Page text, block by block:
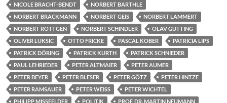
NICOLE BRACHT-BENDT
NORBERT BARTHLE
NORBERT BRACKMANN
NORBERT GEIS
NORBERT LAMMERT
NORBERT RÖTTGEN
NORBERT SCHINDLER
OLAV GUTTING
OLIVER LUKSIC
OTTO FRICKE PASCAL KOBER
PATRICIA LIPS
PATRICK DÖRING
PATRICK KURTH
PATRICK SCHNIEDER
PAUL LEHRIEDER
PETER ALTMAIER
PETER AUMER
PETER BEYER
PETER BLESER PETER GÖTZ
PETER HINTZE
PETER RAMSAUER
PETER WEISS
PETER WICHTEL
PHILIPP MISSFELDER
POLITIK PROF. DR. MARTIN NEUMANN